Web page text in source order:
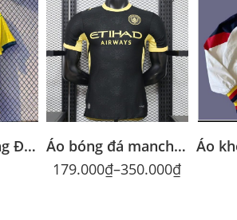
[Player] Áo Bóng Đá Đội Tuyển Brasil WC 2026 màu vàng Áo bóng đá manchester city 2026 đen sân khách bản player
179.000₫–350.000₫